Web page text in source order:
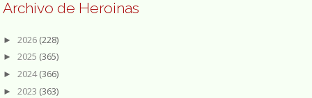
Archivo de Heroinas
► 2026 (228)
► 2025 (365)
► 2024(366)
► 2023 (363)